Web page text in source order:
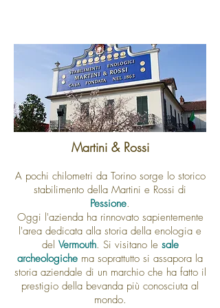
Martini & Rossi
A pochi chilometri da Torino sorge lo storico
stabilimento della Martini e Rossi di
Pessione.
Oggi l'azienda ha rinnovato sapientemente
l'area dedicata alla storia della enologia e
del Vermouth. Si visitano le sale
archeologiche ma soprattutto si assapora la
storia aziendale di un marchio che ha fatto il
prestigio della bevanda più conosciuta al
mondo.